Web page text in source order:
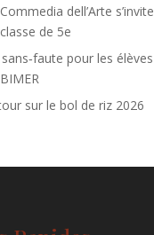
dell’Arte s’invite
de 5e
pour les élèves
sur le bol de riz 2026